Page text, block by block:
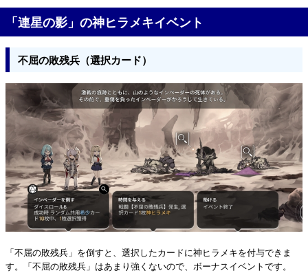
「連星の影」の神ヒラメキイベント
不屈の敗残兵（選択カード）
「不屈の敗残兵」を倒すと、選択したカードに神ヒラメキを付与できま
す。「不屈の敗残兵」はあまり強くないので、ボーナスイベントです。